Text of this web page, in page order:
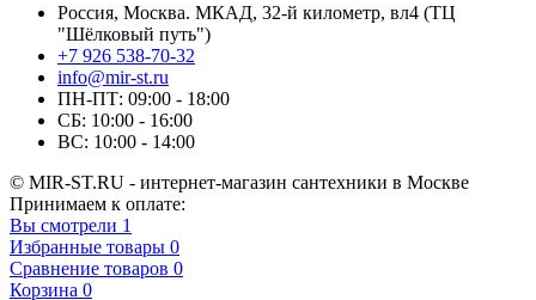
Россия, Москва. МКАД, 32-й километр, вл4 (ТЦ
"Шёлковый путь")
+7 926 538-70-32
info@mir-st.ru
ПН-ПТ: 09:00 - 18:00
СБ: 10:00 - 16:00
ВС: 10:00 - 14:00
© MIR-ST.RU - интернет-магазин сантехники в Москве
Принимаем к оплате:
Вы смотрели 1
Избранные товары 0
Сравнение товаров 0
Корзина 0